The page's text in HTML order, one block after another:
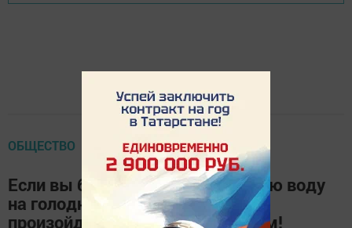
ОБЩЕСТВО
Если вы будете выпивать теплую воду
на голодный желудок, вот что
произойдет с вашим организмом!